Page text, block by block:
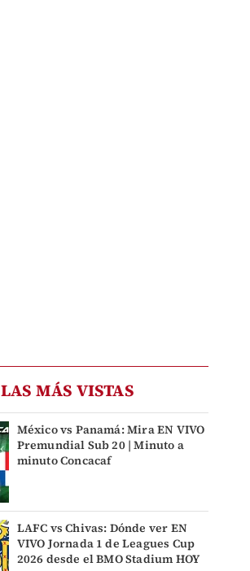
LAS MÁS VISTAS
México vs Panamá: Mira EN VIVO
Premundial Sub 20 | Minuto a
minuto Concacaf
LAFC vs Chivas: Dónde ver EN
VIVO Jornada 1 de Leagues Cup
2026 desde el BMO Stadium HOY